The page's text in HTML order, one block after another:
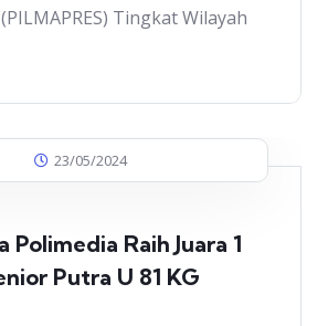
Tingkat Wilayah
23/05/2024
Polimedia Raih Juara 1
Putra U 81 KG